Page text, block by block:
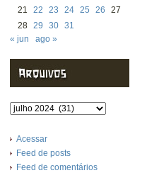
21
22 23 24 25 26
27
28 29 30 31
« jun
ago »
Arquivos
Acessar
Feed de posts
Feed de comentários